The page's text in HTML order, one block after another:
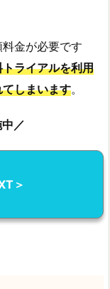
金が必要です
ライアルを利用
しまいます。
／
＞